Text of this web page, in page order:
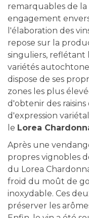
remarquables de la
engagement
l'élaboration des
repose sur la
singuliers, reflétant
variétés
dispose de ses
zones les plus
d'obtenir des
d'expression
le Lorea
Après une
propres vignobles
du Lorea
froid du moût de
inoxydable. Ces
préserver les